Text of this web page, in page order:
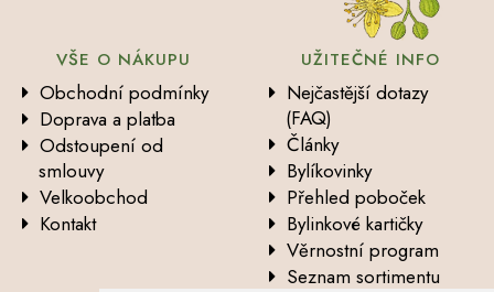
VŠE O NÁKUPU
Obchodní podmínky
Doprava a platba
Odstoupení od
smlouvy
Velkoobchod
Kontakt
UŽITEČNÉ INFO
Nejčastější dotazy
(FAQ)
Články
Bylíkovinky
Přehled poboček
Bylinkové kartičky
Věrnostní program
Seznam sortimentu